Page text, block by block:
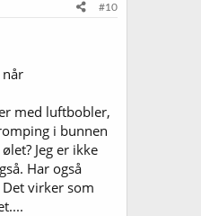
#10
med luftbobler,
i bunnen
Jeg er ikke
Har også
virker som